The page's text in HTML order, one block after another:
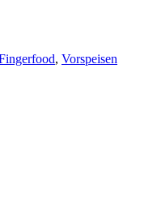
, Vorspeisen